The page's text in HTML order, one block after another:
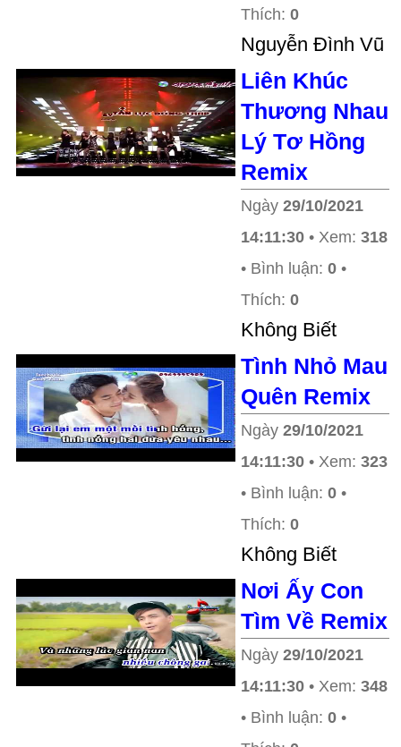
Thích: 0
Nguyễn Đình Vũ
Liên Khúc
Thương Nhau
Lý Tơ Hồng
Remix
Ngày 29/10/2021
14:11:30 • Xem: 318
• Bình luận: 0 •
Thích: 0
Không Biết
Tình Nhỏ Mau
Quên Remix
Ngày 29/10/2021
14:11:30 • Xem: 323
• Bình luận: 0 •
Thích: 0
Không Biết
Nơi Ấy Con
Tìm Về Remix
Ngày 29/10/2021
14:11:30 • Xem: 348
• Bình luận: 0 •